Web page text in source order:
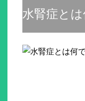
水腎症と